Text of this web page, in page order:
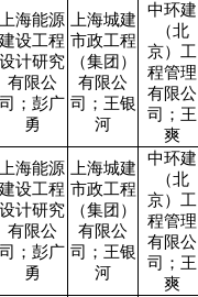
上海能源
建设工程
设计研究
有限公
司；彭广
勇
上海城建
市政工程
（集团）
有限公
司；王银
河
中环建
（北
京）工
程管理
有限公
司；王
爽
上海能源
建设工程
设计研究
有限公
司；彭广
勇
上海城建
市政工程
（集团）
有限公
司；王银
河
中环建
（北
京）工
程管理
有限公
司；王
爽